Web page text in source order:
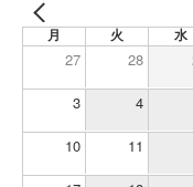
月 火 水
27 28
3 4
10 11